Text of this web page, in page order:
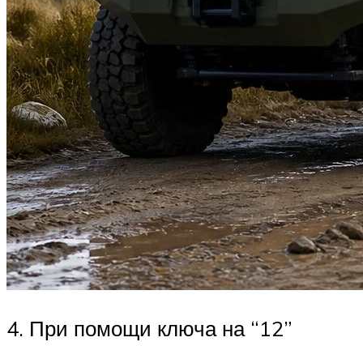
4. При помощи ключа на “12”